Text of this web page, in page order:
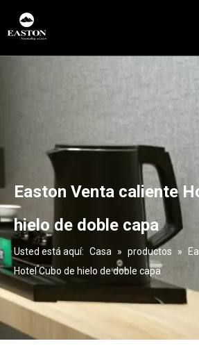
Easton Venta caliente
hielo de doble capa
Usted está aquí: Casa » productos »
Hotel Cubo de hielo de doble capa